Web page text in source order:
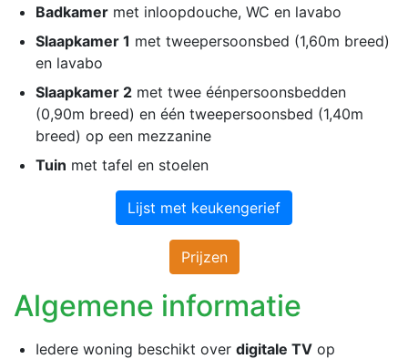
Badkamer met inloopdouche, WC en lavabo
Slaapkamer 1 met tweepersoonsbed (1,60m breed)
en lavabo
Slaapkamer 2 met twee éénpersoonsbedden
(0,90m breed) en één tweepersoonsbed (1,40m
breed) op een mezzanine
Tuin met tafel en stoelen
Lijst met keukengerief
Prijzen
Algemene informatie
Iedere woning beschikt over digitale TV op